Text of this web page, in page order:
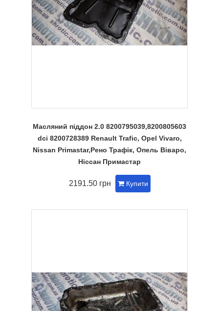
Масляний піддон 2.0 8200795039,8200805603
dci 8200728389 Renault Trafic, Opel Vivaro,
Nissan Primastar,Рено Трафік, Опель Віваро,
Ніссан Примастар
2191.50 грн Купити